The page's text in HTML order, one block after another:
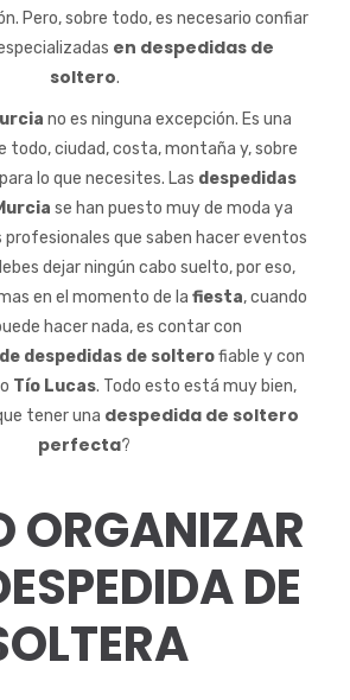
Pero, sobre todo, es necesario confiar
en despedidas de
soltero.
no es ninguna excepción. Es una
todo, ciudad, costa, montaña y, sobre
para lo que necesites. Las despedidas
se han puesto muy de moda ya
profesionales que saben hacer eventos
dejar ningún cabo suelto, por eso,
en el momento de la fiesta, cuando
hacer nada, es contar con
despedidas de solterofiable y con
Tío Lucas. Todo esto está muy bien,
tener una despedida de soltero
perfecta?
ORGANIZAR
DE